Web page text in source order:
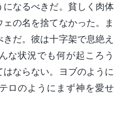
になるべきだ。貧しく肉体
の名を捨てなかった。ま
だ。彼は十字架で息絶え
な状況でも何が起ころう
ならない。ヨブのように
ロのようにまず神を愛せ